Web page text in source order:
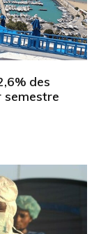
des
semestre